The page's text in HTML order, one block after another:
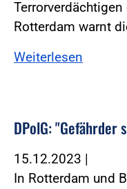
Rotterdam warnt
Weiterlesen
DPolG:
15.12.2023 |
In Rotterdam und